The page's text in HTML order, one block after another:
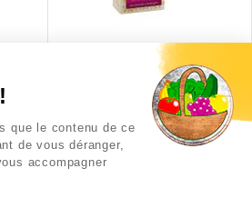
que le contenu de ce
de vous déranger,
accompagner
THE ZOULOU DIGEST